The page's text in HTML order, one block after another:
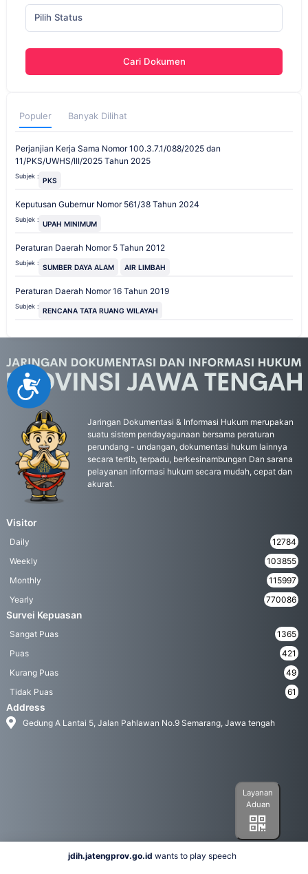
Accessibility
Pilih Status
Cari Dokumen
Populer Banyak Dilihat
Perjanjian Kerja Sama Nomor 100.3.7.1/088/2025 dan
11/PKS/UWHS/III/2025 Tahun 2025
Subjek : PKS
Keputusan Gubernur Nomor 561/38 Tahun 2024
Subjek : UPAH MINIMUM
Peraturan Daerah Nomor 5 Tahun 2012
Subjek : SUMBER DAYA ALAM AIR LIMBAH
Peraturan Daerah Nomor 16 Tahun 2019
Subjek : RENCANA TATA RUANG WILAYAH
Jaringan Dokumentasi & Informasi Hukum merupakan
suatu sistem pendayagunaan bersama peraturan
perundang - undangan, dokumentasi hukum lainnya
secara tertib, terpadu, berkesinambungan Dan sarana
pelayanan informasi hukum secara mudah, cepat dan
akurat.
Visitor
Daily
12784
Weekly
103855
Monthly
115997
Yearly
770086
Survei Kepuasan
Sangat Puas
1365
Puas
421
Kurang Puas
49
Tidak Puas
61
Address
Gedung A Lantai 5, Jalan Pahlawan No.9 Semarang, Jawa tengah
Layanan
Aduan
jdih.jatengprov.go.id wants to play speech